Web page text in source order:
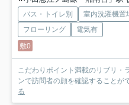
バス・トイレ別 室内洗濯機置
フローリング
電気有
敷0
こだわりポイント満載のリブリ・
ンで訪問者の顔を確認することが
る